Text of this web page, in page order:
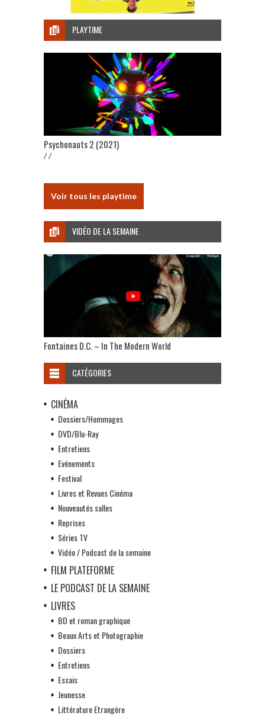
PLAYTIME
Psychonauts 2 (2021)
/ /
Voir tous les playtime
VIDÉO DE LA SEMAINE
Fontaines D.C. – In The Modern World
CATÉGORIES
CINÉMA
Dossiers/Hommages
DVD/Blu-Ray
Entretiens
Evénements
Festival
Livres et Revues Cinéma
Nouveautés salles
Reprises
Séries TV
Vidéo / Podcast de la semaine
FILM PLATEFORME
LE PODCAST DE LA SEMAINE
LIVRES
BD et roman graphique
Beaux Arts et Photographie
Dossiers
Entretiens
Essais
Jeunesse
Littérature Etrangère